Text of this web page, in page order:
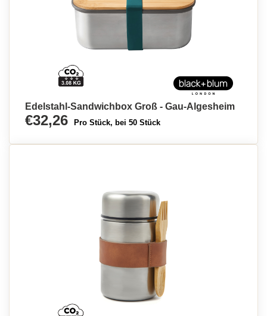
Edelstahl-Sandwichbox Groß - Gau-Algesheim
€32,26 Pro Stück, bei 50 Stück